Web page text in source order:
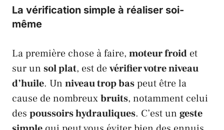
La vérification simple à réaliser soi-
même
La première chose à faire, moteur froid et
sur un sol plat, est devérifier votre niveau
d’huile. Un niveau trop baspeut être la
cause de nombreuxbruits, notamment celui
des poussoirs hydrauliques. C’est un geste